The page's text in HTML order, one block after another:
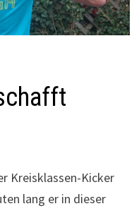
Kreisklassen-Kicker
lang er in dieser